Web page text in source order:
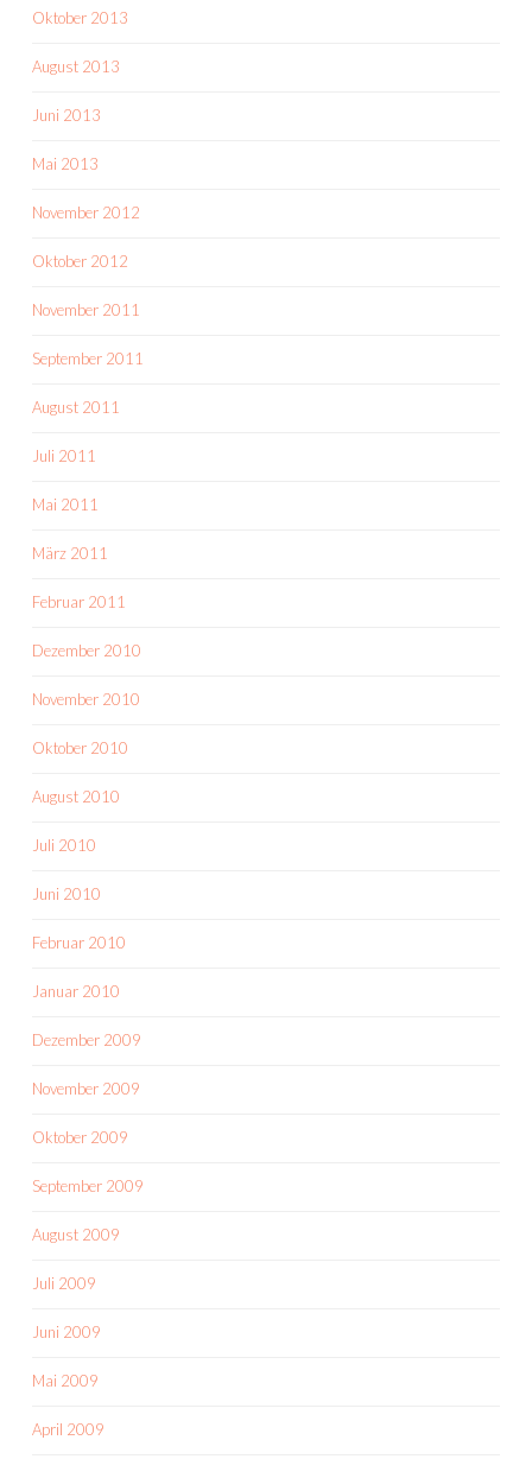
Oktober 2013
August 2013
Juni 2013
Mai 2013
November 2012
Oktober 2012
November 2011
September 2011
August 2011
Juli 2011
Mai 2011
März 2011
Februar 2011
Dezember 2010
November 2010
Oktober 2010
August 2010
Juli 2010
Juni 2010
Februar 2010
Januar 2010
Dezember 2009
November 2009
Oktober 2009
September 2009
August 2009
Juli 2009
Juni 2009
Mai 2009
April 2009